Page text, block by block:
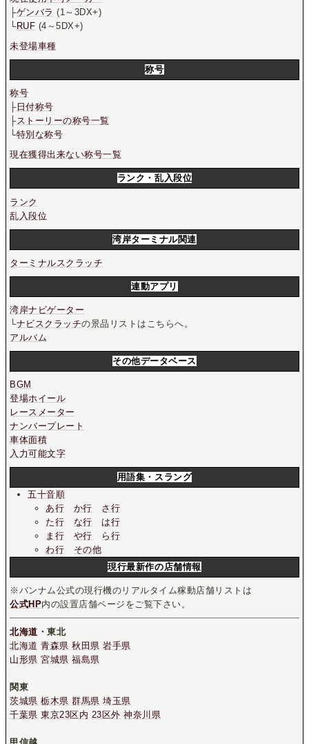
├ゲンバラ (1～3DX+)
└RUF (4～5DX+)
未登場車種
称号
称号
├日付称号
├ストーリーの称号一覧
└特別な称号
現在獲得出来ない称号一覧
ランク・乱入段位
ランク
乱入段位
湾岸ターミナル関連
ターミナルスクラッチ
連動アプリ
湾岸ナビゲーター
└ナビスクラッチの景品リストはこちらへ。
アルバム
その他データベース
BGM
登場ホイール
レースメーター
ナンバープレート
車体面積
入力可能文字
用語集・スラング
五十音順
あ行
か行
さ行
た行
な行
は行
ま行
や行
ら行
わ行
その他
現行最新作の店舗情報
※バンナム公式の現行機のリアルタイム稼動店舗リストは
公式HP内の設置店舗ページをご覧下さい。
北海道 ・東北
北海道 青森県 秋田県 岩手県
山形県 宮城県 福島県
関東
茨城県 栃木県 群馬県 埼玉県
千葉県 東京23区内 23区外 神奈川県
甲信越